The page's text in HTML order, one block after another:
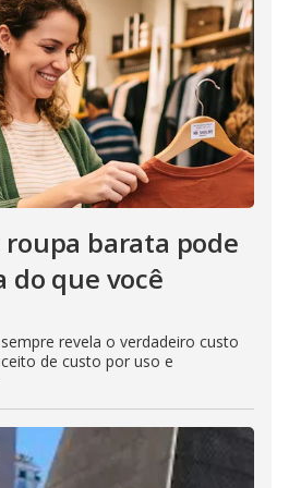
barata pode
do que você
revela o verdadeiro custo
de custo por uso e